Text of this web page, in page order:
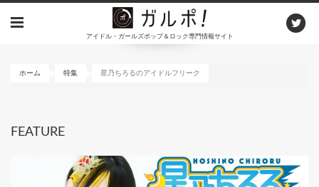
アイドル・ガールズポップ＆ロック専門情報サイト
ホーム 特集 星乃ちろるのアイドルフリーク
FEATURE